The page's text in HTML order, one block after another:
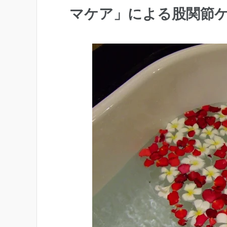
マケア」による股関節